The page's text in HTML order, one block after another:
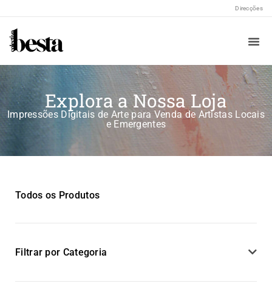
Direcções
Explora a Nossa Loja
Impressões Digitais de Arte para Venda de Artistas Locais
e Emergentes
Todos os Produtos
Filtrar por Categoria